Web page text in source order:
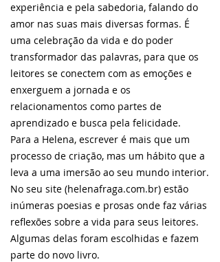
experiência e pela sabedoria, falando do
amor nas suas mais diversas formas. É
uma celebração da vida e do poder
transformador das palavras, para que os
leitores se conectem com as emoções e
enxerguem a jornada e os
relacionamentos como partes de
aprendizado e busca pela felicidade.
Para a Helena, escrever é mais que um
processo de criação, mas um hábito que a
leva a uma imersão ao seu mundo interior.
No seu site (helenafraga.com.br) estão
inúmeras poesias e prosas onde faz várias
reflexões sobre a vida para seus leitores.
Algumas delas foram escolhidas e fazem
parte do novo livro.